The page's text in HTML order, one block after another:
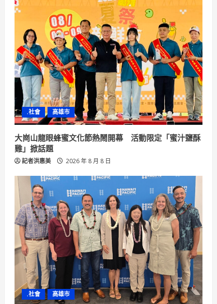
.社會 高雄市
大崗山龍眼蜂蜜文化節熱鬧開幕 活動限定「蜜汁鹽酥
雞」掀話題
記者洪惠美 2026 年 8 月 8 日
.社會 高雄市